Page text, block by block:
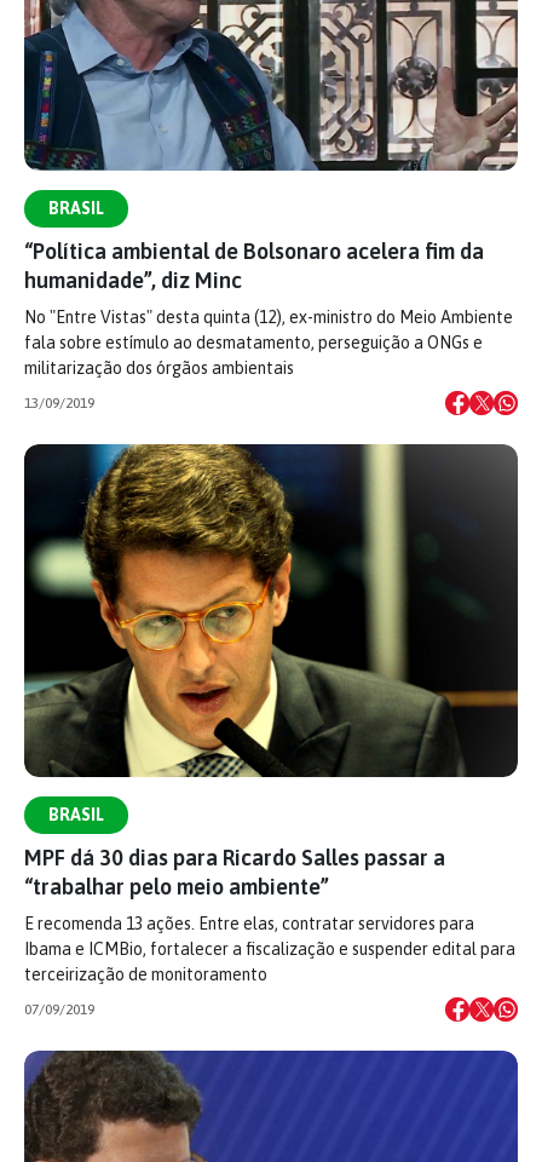
BRASIL
“Política ambiental de Bolsonaro acelera fim da
humanidade”, diz Minc
No "Entre Vistas" desta quinta (12), ex-ministro do Meio Ambiente
fala sobre estímulo ao desmatamento, perseguição a ONGs e
militarização dos órgãos ambientais
13/09/2019
BRASIL
MPF dá 30 dias para Ricardo Salles passar a
“trabalhar pelo meio ambiente”
E recomenda 13 ações. Entre elas, contratar servidores para
Ibama e ICMBio, fortalecer a fiscalização e suspender edital para
terceirização de monitoramento
07/09/2019